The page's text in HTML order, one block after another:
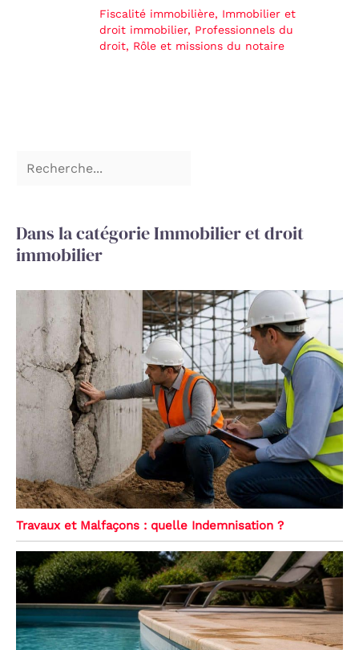
Fiscalité immobilière, Immobilier et
droit immobilier, Professionnels du
droit, Rôle et missions du notaire
Dans la catégorie Immobilier et droit
immobilier
Travaux et Malfaçons : quelle Indemnisation ?